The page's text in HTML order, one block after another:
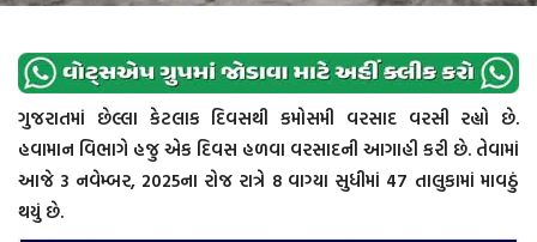
ગુજરાતમાં છેલ્લા કેટલાક દિવસથી કમોસમી વરસાદ વરસી રહ્યો છે.
હવામાન વિભાગે હજુ એક દિવસ હળવા વરસાદની આગાહી કરી છે. તેવામાં
આજે 3 નવેમ્બર, 2025ના રોજ રાત્રે 8 વાગ્યા સુધીમાં 47 તાલુકામાં માવઠું
થયું છે.